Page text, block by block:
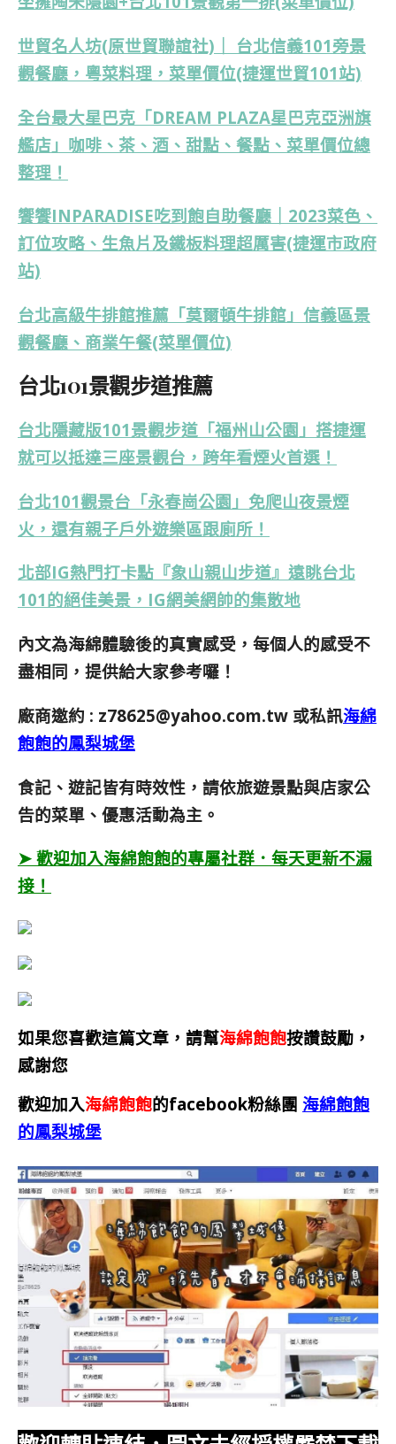
世貿名人坊(原世貿聯誼社)｜ 台北信義101旁景
觀餐廳，粵菜料理，菜單價位(捷運世貿101站)
全台最大星巴克「DREAM PLAZA星巴克亞洲旗
艦店」咖啡、茶、酒、甜點、餐點、菜單價位總
整理！
饗饗INPARADISE吃到飽自助餐廳｜2023菜色、
訂位攻略、生魚片及鐵板料理超厲害(捷運市政府
站)
台北高級牛排館推薦「莫爾頓牛排館」信義區景
觀餐廳、商業午餐(菜單價位)
台北101景觀步道推薦
台北隱藏版101景觀步道「福州山公園」搭捷運
就可以抵達三座景觀台，跨年看煙火首選！
台北101觀景台「永春崗公園」免爬山夜景煙
火，還有親子戶外遊樂區跟廁所！
北部IG熱門打卡點『象山親山步道』遠眺台北
101的絕佳美景，IG網美網帥的集散地
內文為海綿體驗後的真實感受，每個人的感受不
盡相同，提供給大家參考囉！
廠商邀約 : z78625@yahoo.com.tw 或私訊海綿
飽飽的鳳梨城堡
食記、遊記皆有時效性，請依旅遊景點與店家公
告的菜單、優惠活動為主。
➤ 歡迎加入海綿飽飽的專屬社群．每天更新不漏
接！
如果您喜歡這篇文章，請幫海綿飽飽按讚鼓勵，
感謝您
歡迎加入海綿飽飽的facebook粉絲團 海綿飽飽
的鳳梨城堡